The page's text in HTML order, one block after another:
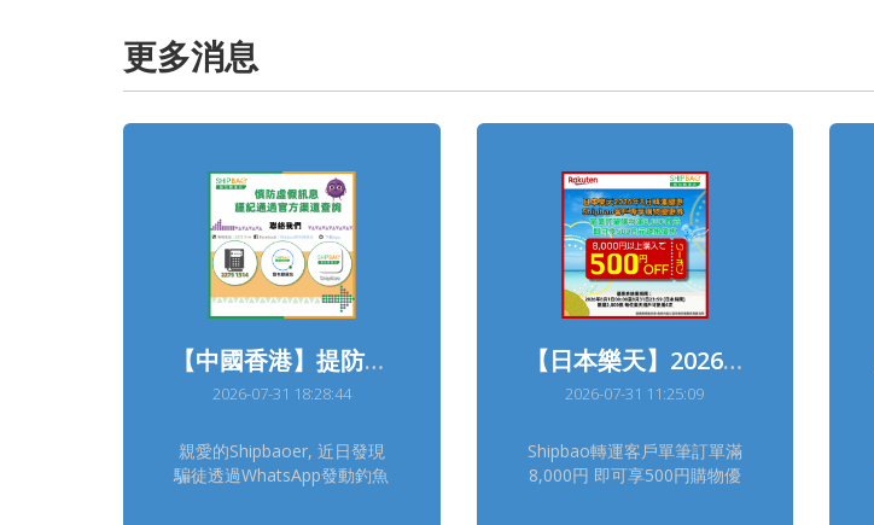
更多消息
【中國香港】提防詐騙通知
2026-07-31 18:28:44
親愛的Shipbaoer, 近日發現
騙徒透過WhatsApp發動釣魚
【日本樂天】2026年8月日本樂天轉運優惠
2026-07-31 11:25:09
Shipbao轉運客戶單筆訂單滿
8,000円 即可享500円購物優